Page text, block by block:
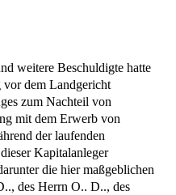
weitere Beschuldigte hatte
vor dem Landgericht
zum Nachteil von
mit dem Erwerb von
der laufenden
Kapitalanleger
die hier maßgeblichen
des Herrn O.. D.., des